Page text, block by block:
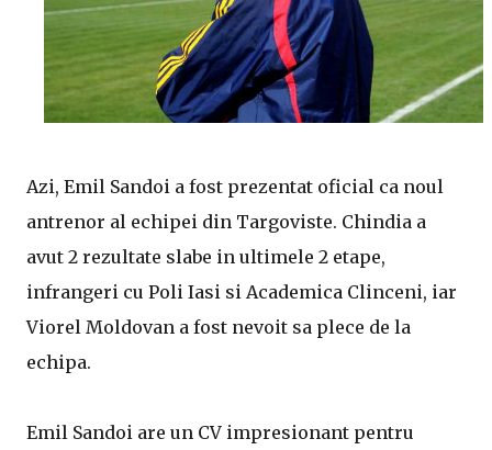
Azi, Emil Sandoi a fost prezentat oficial ca noul
antrenor al echipei din Targoviste. Chindia a
avut 2 rezultate slabe in ultimele 2 etape,
infrangeri cu Poli Iasi si Academica Clinceni, iar
Viorel Moldovan a fost nevoit sa plece de la
echipa.
Emil Sandoi are un CV impresionant pentru